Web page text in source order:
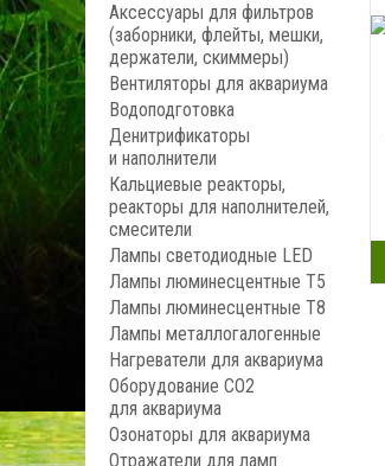
Аксессуары для фильтров
(заборники, флейты, мешки,
держатели, скиммеры)
Вентиляторы для аквариума
Водоподготовка
Денитрификаторы
и наполнители
Кальциевые реакторы,
реакторы для наполнителей,
смесители
Лампы светодиодные LED
Лампы люминесцентные Т5
Лампы люминесцентные Т8
Лампы металлогалогенные
Нагреватели для аквариума
Оборудование CO2
для аквариума
Озонаторы для аквариума
Отражатели для ламп